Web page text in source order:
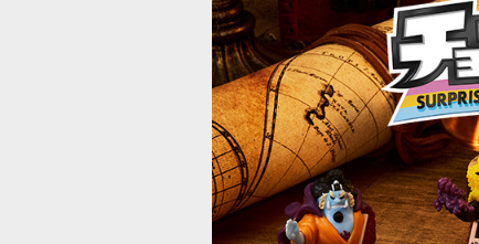
LINK TRAVELERS 仮面ライダーシリーズ
キャラパキ